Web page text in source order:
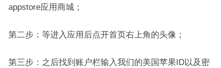
appstore应用商城；
第二步：等进入应用后点开首页右上角的头像；
第三步：之后找到账户栏输入我们的美国苹果ID以及密